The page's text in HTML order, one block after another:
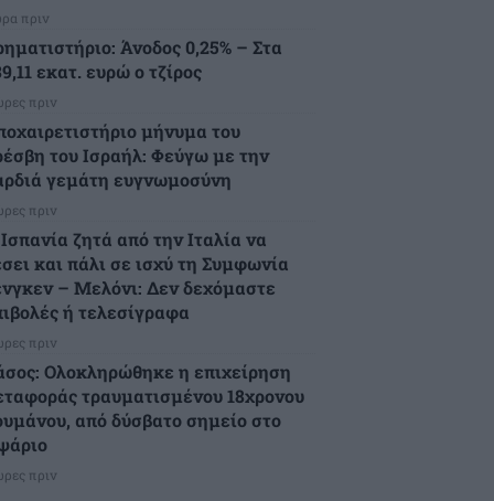
πριν
Άνοδος 0,25% – Στα
εκατ. ευρώ ο τζίρος
πριν
μήνυμα του
του Ισραήλ: Φεύγω με την
γεμάτη ευγνωμοσύνη
πριν
ζητά από την Ιταλία να
και πάλι σε ισχύ τη Συμφωνία
– Μελόνι: Δεν δεχόμαστε
ή τελεσίγραφα
πριν
Ολοκληρώθηκε η επιχείρηση
τραυματισμένου 18χρονου
από δύσβατο σημείο στο
πριν